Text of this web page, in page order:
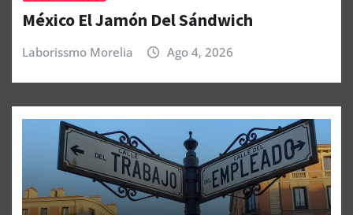
México El Jamón Del Sándwich
Laborissmo Morelia Ago 4, 2026